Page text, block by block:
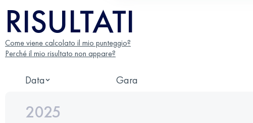
RISULTATI
Come viene calcolato il mio punteggio?
Perché il mio risultato non appare?
Data Gara
2025